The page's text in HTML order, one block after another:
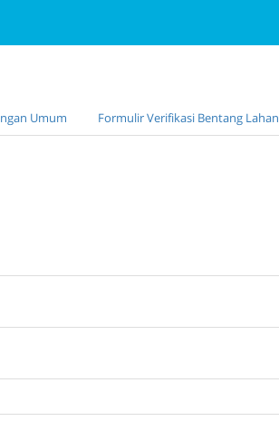
Umum Formulir Verifikasi Bentang Lahan